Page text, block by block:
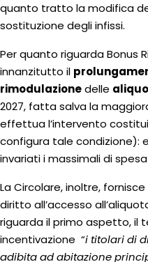
quanto tratto la modifica
sostituzione degli infissi.
Per quanto riguarda Bonus
innanzitutto il
rimodulazionedelle
2027, fatta salva la
effettua l’intervento
configura tale condizione):
invariati i massimali di
La Circolare, inoltre,
diritto all’accesso
riguarda il primo aspetto, il
incentivazione “i titolari di
adibita ad abitazione